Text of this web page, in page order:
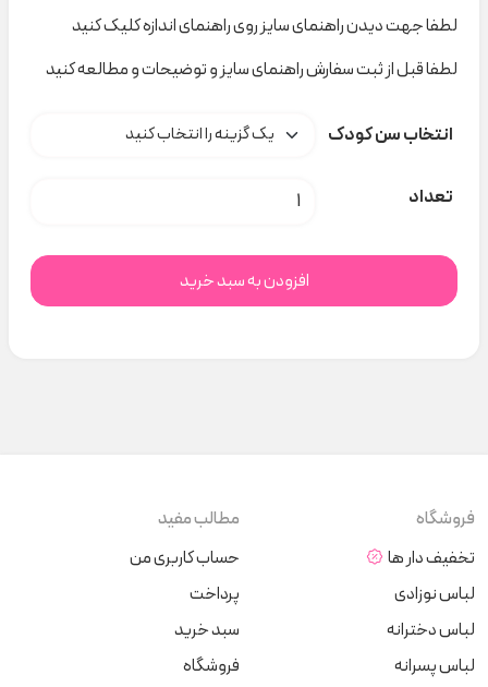
لطفا جهت دیدن راهنمای سایز روی راهنمای اندازه کلیک کنید
لطفا قبل از ثبت سفارش راهنمای سایز و توضیحات و مطالعه کنید
انتخاب سن کودک
تعداد ست راه راه اسب آبی نیلسام ۵۸۶ کدt000674 عدد
افزودن به سبد خرید
فروشگاه
تخفیف دار ها
لباس نوزادی
لباس دخترانه
لباس پسرانه
مطالب مفید
حساب کاربری من
پرداخت
سبد خرید
فروشگاه